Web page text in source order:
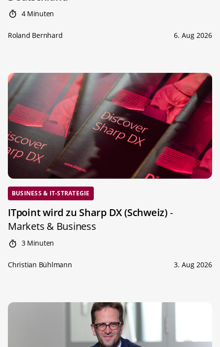
4 Minuten
Roland Bernhard 6. Aug 2026
BUSINESS & IT-STRATEGIE
ITpoint wird zu Sharp DX (Schweiz)-
Markets & Business
3 Minuten
Christian Bühlmann 3. Aug 2026